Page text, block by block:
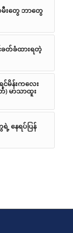
းတွေ ဘာတွေ
င်ခတ်ခံထားရတဲ့
င်မိန်းကလေး
မာသာထူး
နေရပ်ပြန်